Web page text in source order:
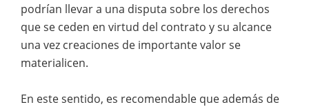
podrían llevar a una disputa sobre los derechos
que se ceden en virtud del contrato y su alcance
una vez creaciones de importante valor se
materialicen.
En este sentido, es recomendable que además de